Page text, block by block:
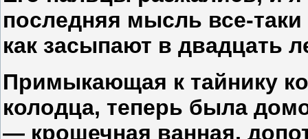
последняя мысль все-
как засыпают в двадцать
Примыкающая к тайнику
колодца, теперь была
— крошечная ванная,